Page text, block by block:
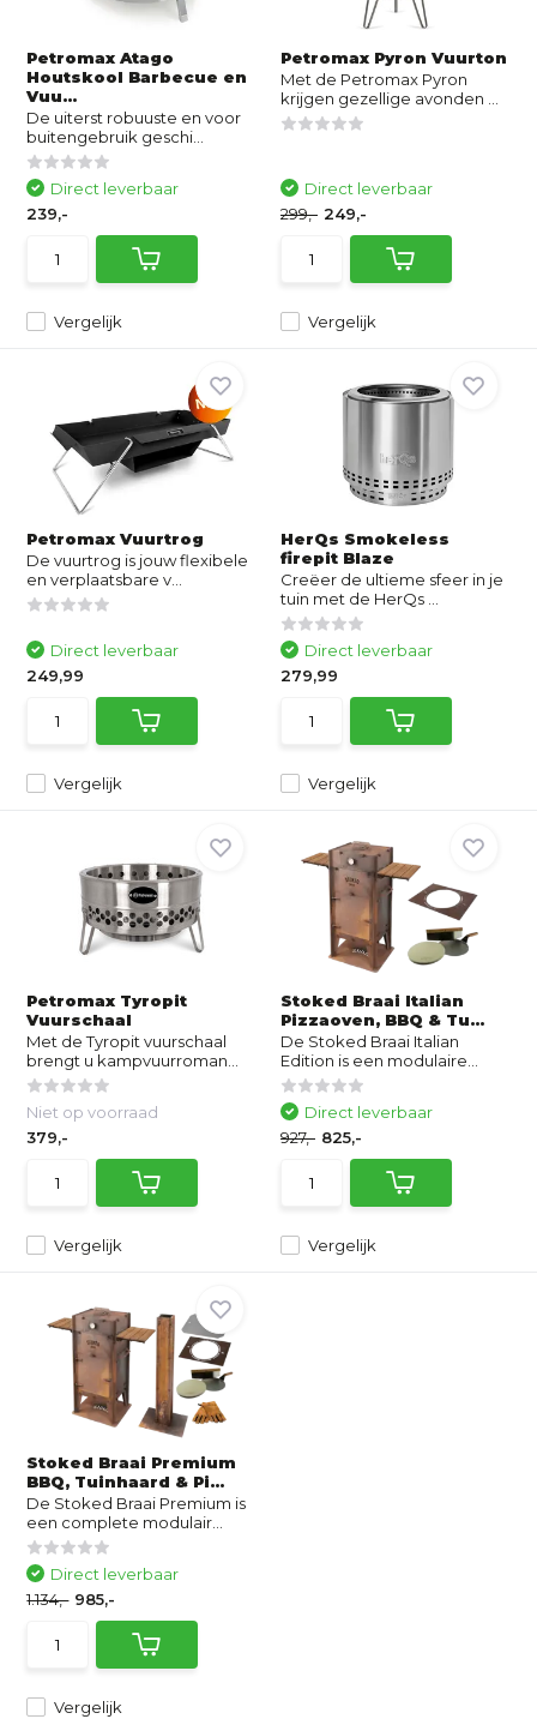
Petromax Atago
Houtskool Barbecue en
Vuu...
De uiterst robuuste en voor
buitengebruik geschi...
Vergelijk
Direct leverbaar
239,-
Petromax Pyron Vuurton
Met de Petromax Pyron
krijgen gezellige avonden ...
Vergelijk
Direct leverbaar
299,- 249,-
Petromax Vuurtrog
De vuurtrog is jouw flexibele
en verplaatsbare v...
Vergelijk
Direct leverbaar
249,99
HerQs Smokeless
firepit Blaze
Creëer de ultieme sfeer in je
tuin met de HerQs ...
Vergelijk
Direct leverbaar
279,99
Petromax Tyropit
Vuurschaal
Met de Tyropit vuurschaal
brengt u kampvuurroman...
Vergelijk
Niet op voorraad
379,-
Stoked Braai Italian
Pizzaoven, BBQ & Tu...
De Stoked Braai Italian
Edition is een modulaire...
Vergelijk
Direct leverbaar
927,- 825,-
Stoked Braai Premium
BBQ, Tuinhaard & Pi...
De Stoked Braai Premium is
een complete modulair...
Vergelijk
Direct leverbaar
1.134,- 985,-